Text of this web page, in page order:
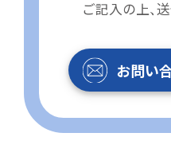
ご記入の上、
お問い